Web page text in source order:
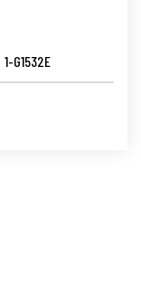
1-G1532E